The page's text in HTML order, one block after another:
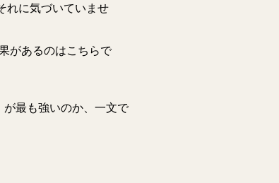
れに気づいていませ
があるのはこちらで
最も強いのか、一文で